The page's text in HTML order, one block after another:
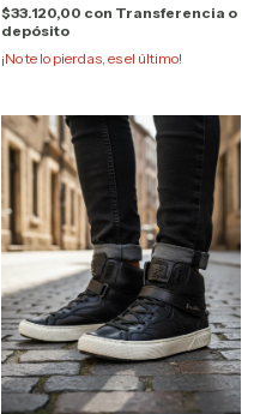
$33.120,00 con Transferencia o
depósito
¡No te lo pierdas, es el último!